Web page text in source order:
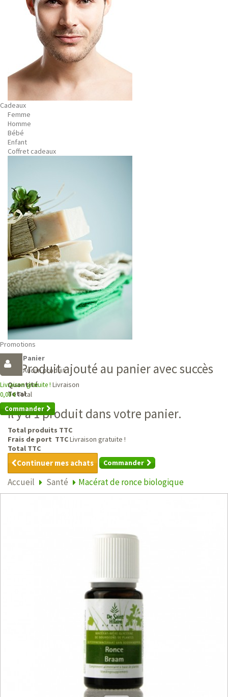
Cadeaux
Femme
Homme
Bébé
Enfant
Coffret cadeaux
Promotions
Panier
Aucun produit
Livraison gratuite ! Livraison
0,00 €Total
Commander
Produit ajouté au panier avec succès
Quantité
Total
Il y a 1 produit dans votre panier.
Total produits TTC
Frais de port TTCLivraison gratuite !
Total TTC
Continuer mes achats Commander
Accueil Santé Macérat de ronce biologique